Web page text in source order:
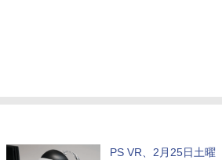
PS VR、2月25日土曜